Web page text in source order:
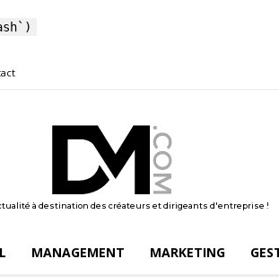
à destination des créateurs et dirigeants d'entreprise !
MANAGEMENT MARKETING